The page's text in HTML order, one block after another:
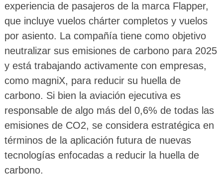
experiencia de pasajeros de la marca Flapper,
que incluye vuelos chárter completos y vuelos
por asiento. La compañía tiene como objetivo
neutralizar sus emisiones de carbono para 2025
y está trabajando activamente con empresas,
como magniX, para reducir su huella de
carbono. Si bien la aviación ejecutiva es
responsable de algo más del 0,6% de todas las
emisiones de CO2, se considera estratégica en
términos de la aplicación futura de nuevas
tecnologías enfocadas a reducir la huella de
carbono.